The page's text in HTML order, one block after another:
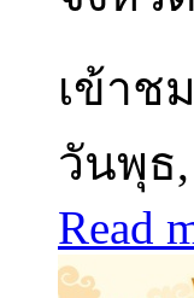
เข้าช
วันพุธ
Read